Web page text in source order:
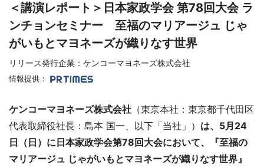
＜講演レポート＞日本家政学会 第78回大会 ラ
ンチョンセミナー 至福のマリアージュ じゃ
がいもとマヨネーズが織りなす世界
リリース発行企業：ケンコーマヨネーズ株式会社
情報提供：
ケンコーマヨネーズ株式会社 （東京本社：東京都千代田区
代表取締役社長：島本 国一、以下「当社」） は、5月24
日（日）に日本家政学会第78回大会において、『至福の
マリアージュ じゃがいもとマヨネーズが織りなす世界』